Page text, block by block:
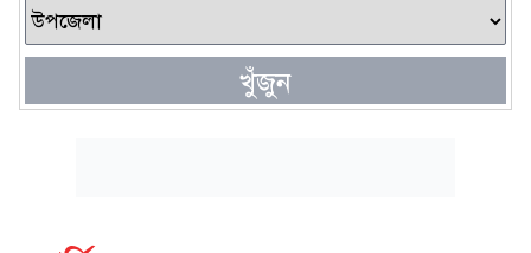
খুঁজুন